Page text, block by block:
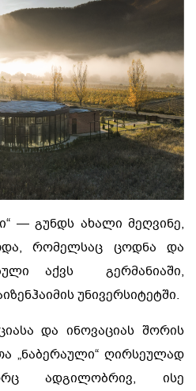
— გუნდს ახალი მეღვინე,
რომელსაც ცოდნა და
აქვს გერმანიაში,
უნივერსიტეტში.
და ინოვაციას შორის
„ნაბერაული“ ღირსეულად
ადგილობრივ, ისე